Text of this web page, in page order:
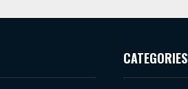
CATEGORIES